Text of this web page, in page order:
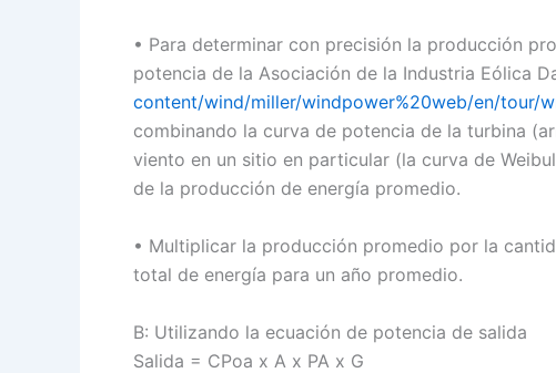
• Para determinar con precisión la producción
potencia de la Asociación de la Industria Eólica
content/wind/miller/windpower%20web/en/tour/
combinando la curva de potencia de la turbina
viento en un sitio en particular (la curva de
de la producción de energía promedio.
• Multiplicar la producción promedio por la
total de energía para un año promedio.
B: Utilizando la ecuación de potencia de salida
Salida = CPoa x A x PA x G